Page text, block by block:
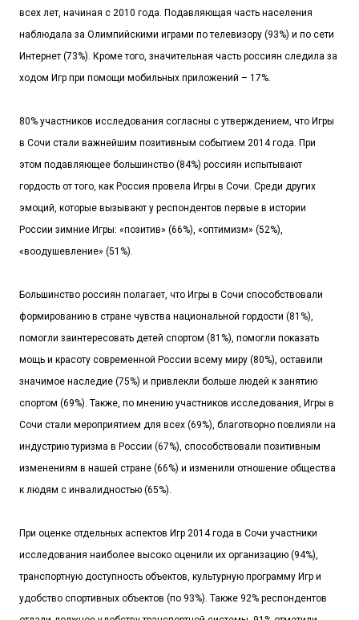
всех лет, начиная с 2010 года. Подавляющая часть населения
наблюдала за Олимпийскими играми по телевизору (93%) и по сети
Интернет (73%). Кроме того, значительная часть россиян следила за
ходом Игр при помощи мобильных приложений – 17%.
80% участников исследования согласны с утверждением, что Игры
в Сочи стали важнейшим позитивным событием 2014 года. При
этом подавляющее большинство (84%) россиян испытывают
гордость от того, как Россия провела Игры в Сочи. Среди других
эмоций, которые вызывают у респондентов первые в истории
России зимние Игры: «позитив» (66%), «оптимизм» (52%),
«воодушевление» (51%).
Большинство россиян полагает, что Игры в Сочи способствовали
формированию в стране чувства национальной гордости (81%),
помогли заинтересовать детей спортом (81%), помогли показать
мощь и красоту современной России всему миру (80%), оставили
значимое наследие (75%) и привлекли больше людей к занятию
спортом (69%). Также, по мнению участников исследования, Игры в
Сочи стали мероприятием для всех (69%), благотворно повлияли на
индустрию туризма в России (67%), способствовали позитивным
изменениям в нашей стране (66%) и изменили отношение общества
к людям с инвалидностью (65%).
При оценке отдельных аспектов Игр 2014 года в Сочи участники
исследования наиболее высоко оценили их организацию (94%),
транспортную доступность объектов, культурную программу Игр и
удобство спортивных объектов (по 93%). Также 92% респондентов